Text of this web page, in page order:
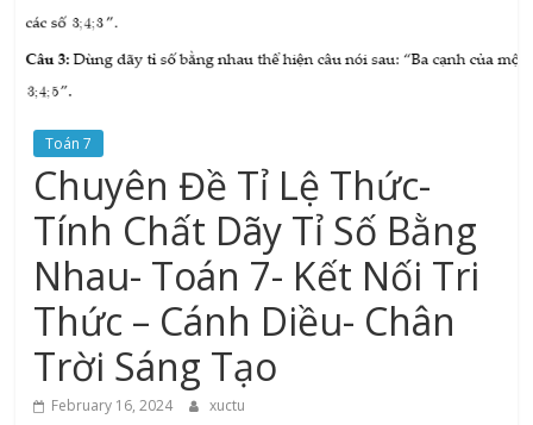
Toán 7
Chuyên Đề Tỉ Lệ Thức-
Tính Chất Dãy Tỉ Số Bằng
Nhau- Toán 7- Kết Nối Tri
Thức – Cánh Diều- Chân
Trời Sáng Tạo
February 16, 2024 xuctu